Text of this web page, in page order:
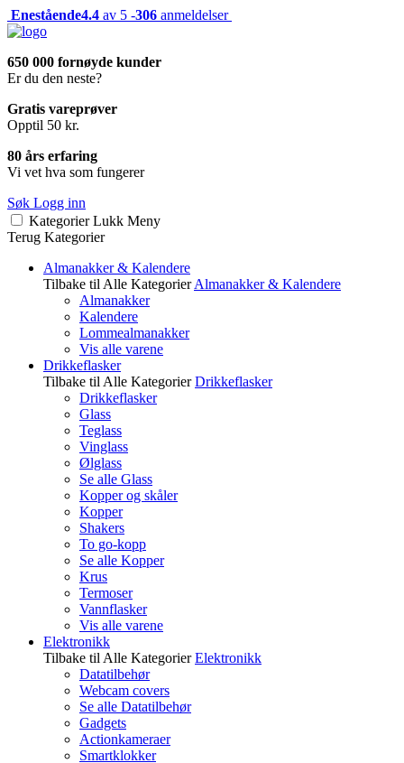
Enestående4.4 av 5 -306 anmeldelser
650 000 fornøyde kunder
Er du den neste?
Gratis vareprøver
Opptil 50 kr.
80 års erfaring
Vi vet hva som fungerer
Søk Logg inn
Kategorier Lukk Meny
Terug Kategorier
Almanakker & Kalendere
Tilbake til Alle Kategorier Almanakker & Kalendere
Almanakker
Kalendere
Lommealmanakker
Vis alle varene
Drikkeflasker
Tilbake til Alle Kategorier Drikkeflasker
Drikkeflasker
Glass
Teglass
Vinglass
Ølglass
Se alle Glass
Kopper og skåler
Kopper
Shakers
To go-kopp
Se alle Kopper
Krus
Termoser
Vannflasker
Vis alle varene
Elektronikk
Tilbake til Alle Kategorier Elektronikk
Datatilbehør
Webcam covers
Se alle Datatilbehør
Gadgets
Actionkameraer
Smartklokker